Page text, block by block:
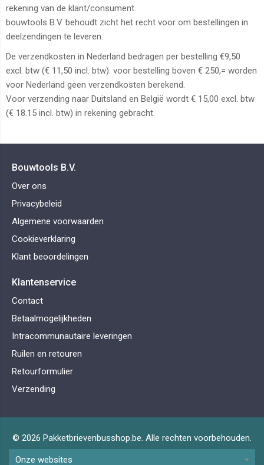
rekening van de klant/consument.
bouwtools B.V. behoudt zicht het recht voor om bestellingen in
deelzendingen te leveren.
De verzendkosten in Nederland bedragen per bestelling €9,50
excl. btw (€ 11,50 incl. btw). voor bestelling boven € 250,= worden
voor Nederland geen verzendkosten berekend.
Voor verzending naar Duitsland en België wordt € 15,00 excl. btw
(€ 18.15 incl. btw) in rekening gebracht.
Bouwtools B.V.
Over ons
Privacybeleid
Algemene voorwaarden
Cookieverklaring
Klant beoordelingen
Klantenservice
Contact
Betaalmogelijkheden
Intracommunautaire leveringen
Ruilen en retouren
Retourformulier
Verzending
© 2026 Pakketbrievenbusshop.be. Alle rechten voorbehouden.